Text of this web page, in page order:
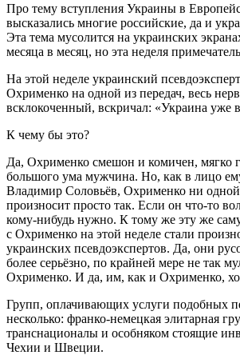
Про тему вступления Украины в
высказались многие российские, да и
Эта тема мусолится на украинских
месяца в месяц, но эта неделя
На этой неделе украинский
Охрименко на одной из передач, весь
всклокоченный, вскричал: «Украина уже
К чему бы это?
Да, Охрименко смешон и комичен, мягко
большого ума мужчина. Но, как в лицо
Владимир Соловьёв, Охрименко ни
произносит просто так. Если он что-то
кому-нибудь нужно. К тому же эту же
с Охрименко на этой неделе стали
украинских псевдоэкспертов. Да, они
более серьёзно, по крайней мере не так
Охрименко. И да, им, как и Охрименко,
Групп, оплачивающих услуги подобных
несколько: франко-немецкая элитарная
транснационалы и особняком стоящие
Чехии и Швеции.